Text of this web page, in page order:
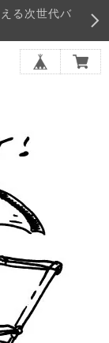
る次世代バ